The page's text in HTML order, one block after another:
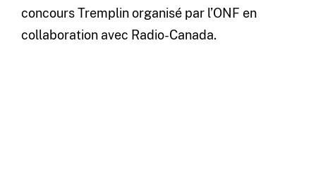
concours Tremplin organisé par l’ONF en
collaboration avec Radio-Canada.